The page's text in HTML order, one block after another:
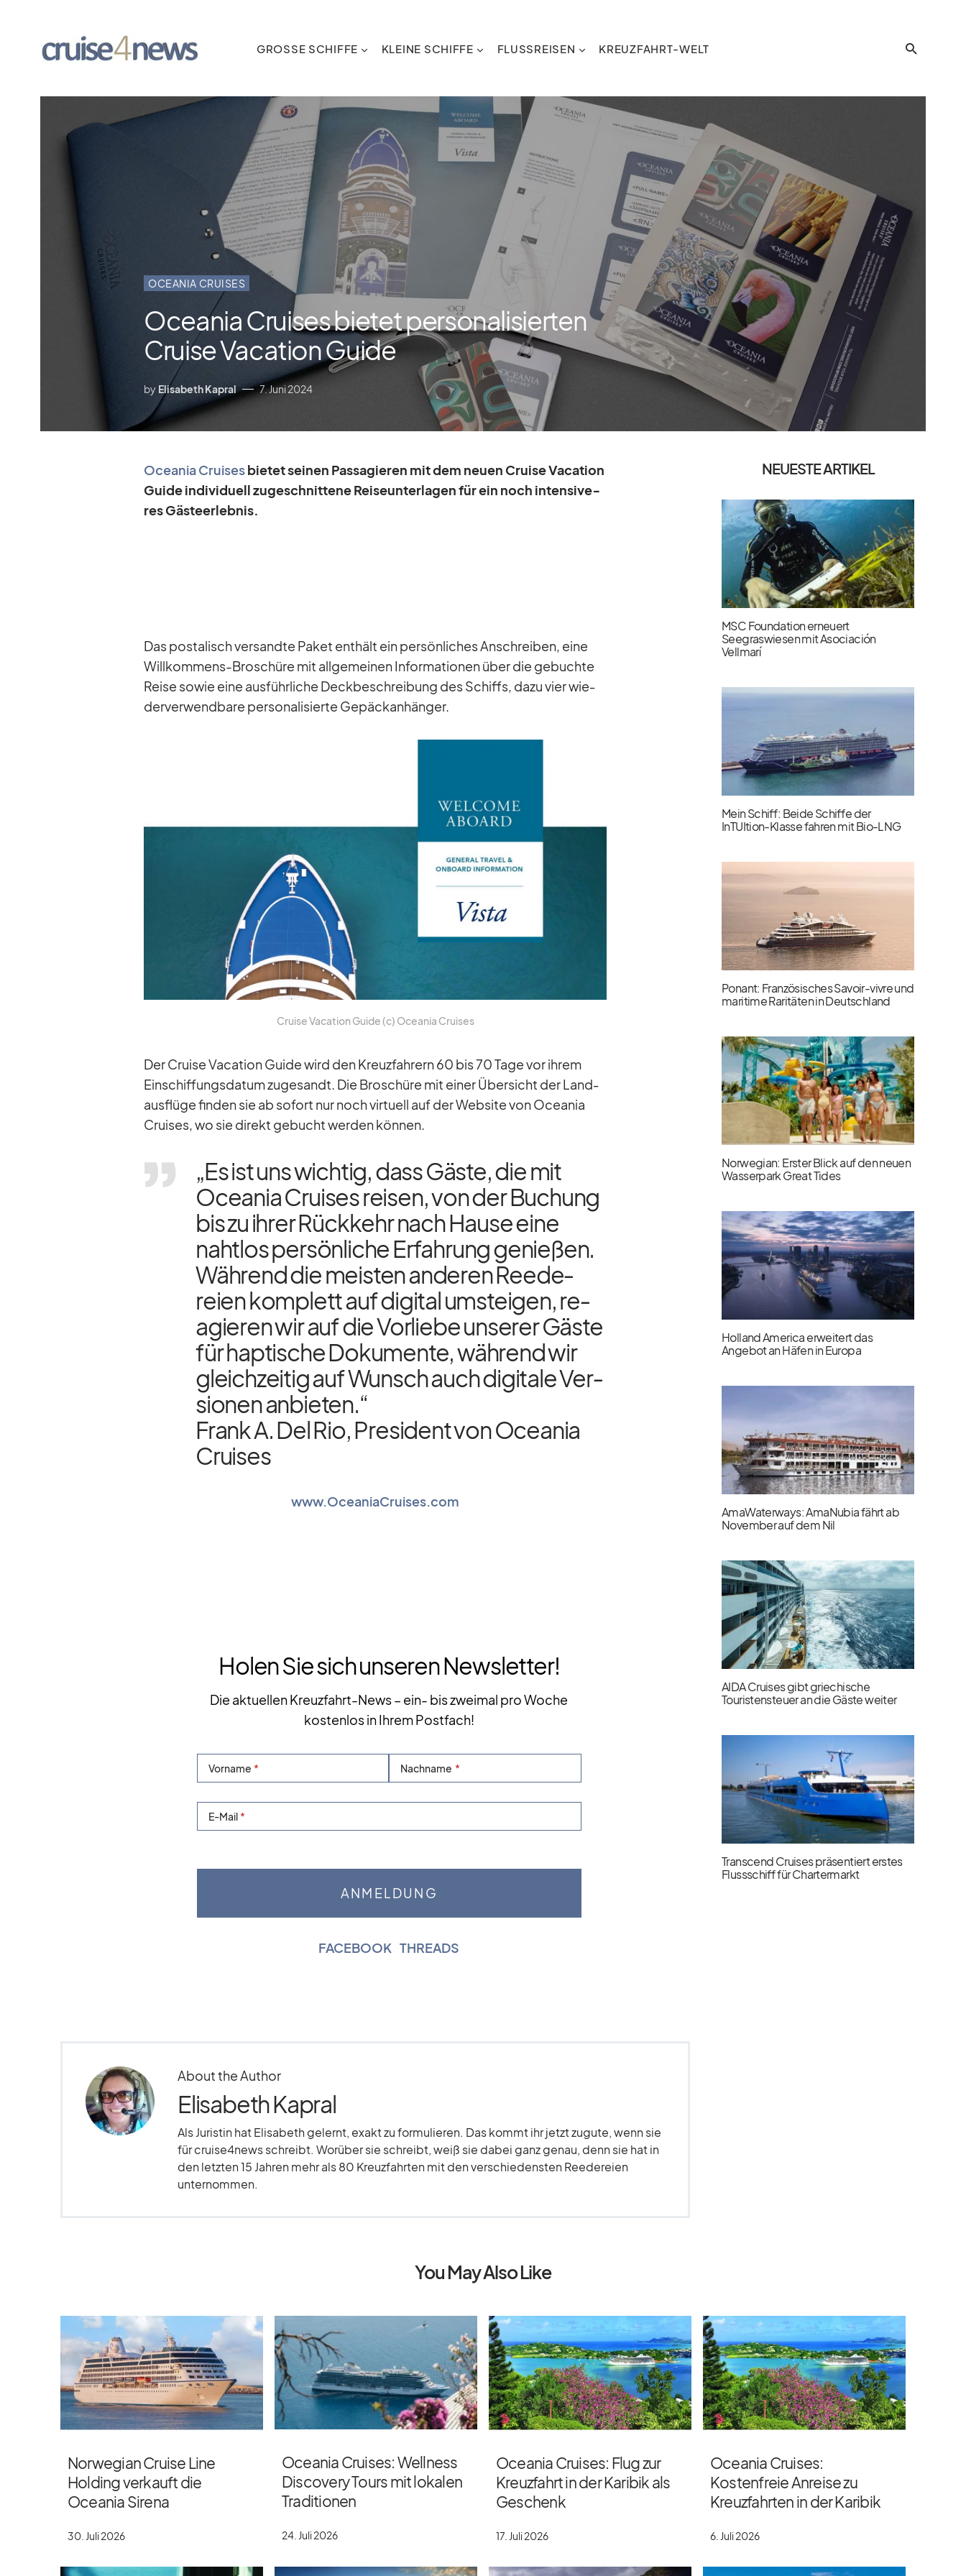
GROSSE SCHIFFE KLEINE SCHIFFE FLUSSREISEN KREUZFAHRT-WELT
OCEANIA CRUISES
Oceania Cruises bietet personalisierten
Cruise Vacation Guide
by Elisabeth Kapral 7. Juni 2024
Ocea­nia Crui­sesbie­tet sei­nen Pas­sa­gie­ren mit dem neuen Cruise Va­ca­tion
Guide in­di­vi­du­ell zu­ge­schnit­tene Rei­se­un­ter­la­gen für ein noch in­ten­si­ve­
res Gäs­te­er­leb­nis.
Das pos­ta­lisch ver­sandte Pa­ket ent­hält ein per­sön­li­ches An­schrei­ben, eine
Will­kom­mens-Bro­schüre mit all­ge­mei­nen In­for­ma­tio­nen über die ge­buchte
Reise so­wie eine aus­führ­li­che Deck­be­schrei­bung des Schiffs, dazu vier wie­
der­ver­wend­bare per­so­na­li­sierte Ge­päck­an­hän­ger.
Cruise Va­ca­tion Guide (c) Ocea­nia Crui­ses
Der Cruise Va­ca­tion Guide wird den Kreuz­fah­rern 60 bis 70 Tage vor ih­rem
Ein­schif­fungs­da­tum zu­ge­sandt. Die Bro­schüre mit ei­ner Über­sicht der Land­
aus­flüge fin­den sie ab so­fort nur noch vir­tu­ell auf der Web­site von Ocea­nia
Crui­ses, wo sie di­rekt ge­bucht wer­den kön­nen.
„Es ist uns wich­tig, dass Gäste, die mit
Ocea­nia Crui­ses rei­sen, von der Bu­chung
bis zu ih­rer Rück­kehr nach Hause eine
naht­los per­sön­li­che Er­fah­rung ge­nie­ßen.
Wäh­rend die meis­ten an­de­ren Ree­de­
reien kom­plett auf di­gi­tal um­stei­gen, re­
agie­ren wir auf die Vor­liebe un­se­rer Gäste
für hap­ti­sche Do­ku­mente, wäh­rend wir
gleich­zei­tig auf Wunsch auch di­gi­tale Ver­
sio­nen an­bie­ten.“
Frank A. Del Rio, Pre­si­dent von Ocea­nia
Crui­ses
www.OceaniaCruises.com
Holen Sie sich unseren Newsletter!
Die aktuellen Kreuzfahrt-News – ein- bis zweimal pro Woche
kostenlos in Ihrem Postfach!
Vorname Nachname
E-Mail
FACEBOOK |THREADS
About the Author
Elisabeth Kapral
Als Juristin hat Elisabeth gelernt, exakt zu formulieren. Das kommt ihr jetzt zugute, wenn sie
für cruise4news schreibt. Worüber sie schreibt, weiß sie dabei ganz genau, denn sie hat in
den letzten 15 Jahren mehr als 80 Kreuzfahrten mit den verschiedensten Reedereien
unternommen.
NEUESTE ARTIKEL
MSC Foundation erneuert
Seegraswiesen mit Asociación
Vellmarí
Mein Schiff: Beide Schiffe der
InTUItion-Klasse fahren mit Bio-LNG
Ponant: Französisches Savoir-vivre und
maritime Raritäten in Deutschland
Norwegian: Erster Blick auf den neuen
Wasserpark Great Tides
Holland America erweitert das
Angebot an Häfen in Europa
AmaWaterways: AmaNubia fährt ab
November auf dem Nil
AIDA Cruises gibt griechische
Touristensteuer an die Gäste weiter
Transcend Cruises präsentiert erstes
Flussschiff für Chartermarkt
You May Also Like
Norwegian Cruise Line
Holding verkauft die
Oceania Sirena
30. Juli 2026
Oceania Cruises: Wellness
Discovery Tours mit lokalen
Traditionen
24. Juli 2026
Oceania Cruises: Flug zur
Kreuzfahrt in der Karibik als
Geschenk
17. Juli 2026
Oceania Cruises:
Kostenfreie Anreise zu
Kreuzfahrten in der Karibik
6. Juli 2026